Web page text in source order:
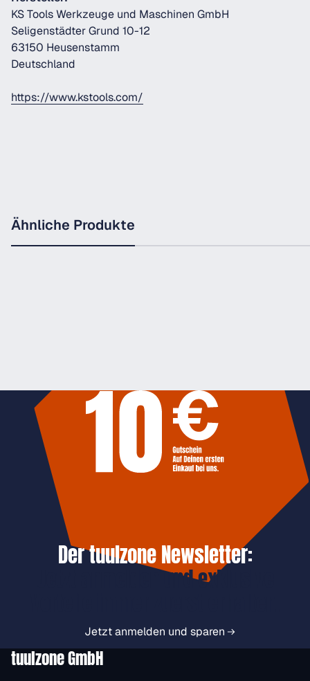
KS Tools Werkzeuge und Maschinen GmbH
Seligenstädter Grund 10-12
63150 Heusenstamm
Deutschland
https://www.kstools.com/
Ähnliche Produkte
Der tuulzone Newsletter:
Jetzt anmelden und exklusive
Jetzt anmelden und sparen
tuulzone GmbH